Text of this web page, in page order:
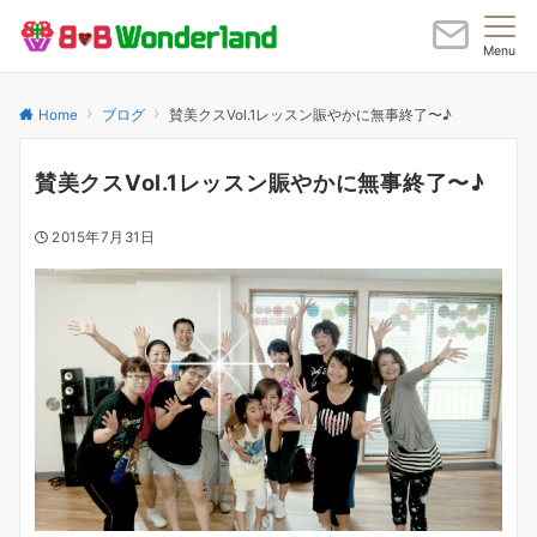
Menu
Home ブログ 賛美クスVol.1レッスン賑やかに無事終了〜♪
賛美クスVol.1レッスン賑やかに無事終了〜♪
2015年7月31日